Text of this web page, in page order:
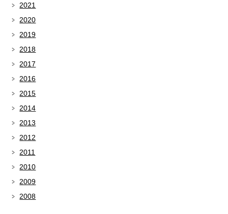
2021
2020
2019
2018
2017
2016
2015
2014
2013
2012
2011
2010
2009
2008